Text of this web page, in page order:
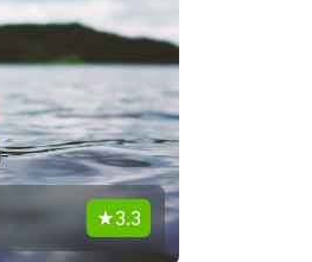
3.3